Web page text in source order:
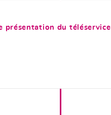
présentation du téléservice